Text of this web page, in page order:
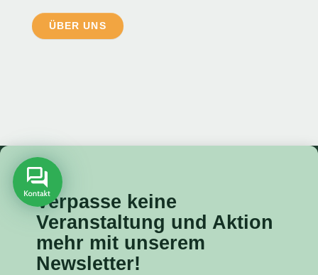
ÜBER UNS
Verpasse keine
Veranstaltung und Aktion
mehr mit unserem
Newsletter!